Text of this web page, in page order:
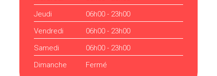
Jeudi
06h00 - 23h00
Vendredi
06h00 - 23h00
Samedi
06h00 - 23h00
Dimanche
Fermé